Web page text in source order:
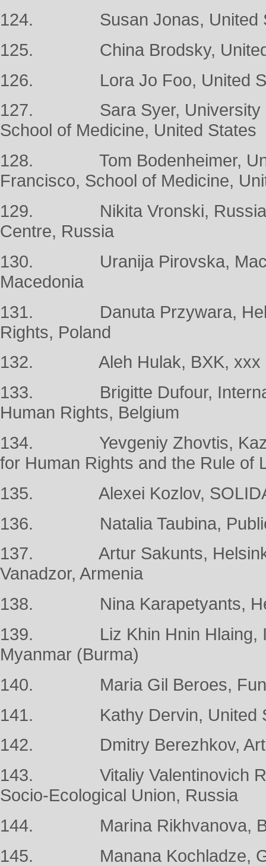
124. Susan Jonas, United
125. China Brodsky, United
126. Lora Jo Foo, United
127. Sara Syer, University of
School of Medicine, United States
128. Tom Bodenheimer,
Francisco, School of Medicine,
129. Nikita Vronski, Russian
Centre, Russia
130. Uranija Pirovska,
Macedonia
131. Danuta Przywara,
Rights, Poland
132. Aleh Hulak, BXK, xxx
133. Brigitte Dufour,
Human Rights, Belgium
134. Yevgeniy Zhovtis,
for Human Rights and the Rule of
135. Alexei Kozlov,
136. Natalia Taubina, Public
137. Artur Sakunts, Helsinki
Vanadzor, Armenia
138. Nina Karapetyants,
139. Liz Khin Hnin Hlaing,
Myanmar (Burma)
140. Maria Gil Beroes,
141. Kathy Dervin, United
142. Dmitry Berezhkov, Artic
143. Vitaliy Valentinovich
Socio-Ecological Union, Russia
144. Marina Rikhvanova,
145. Manana Kochladze,